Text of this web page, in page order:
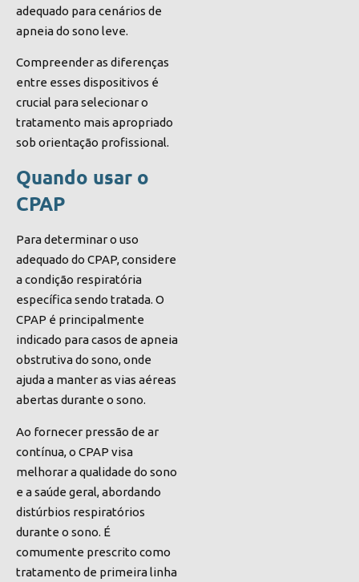
adequado para cenários de
apneia do sono leve.
Compreender as diferenças
entre esses dispositivos é
crucial para selecionar o
tratamento mais apropriado
sob orientação profissional.
Quando usar o
CPAP
Para determinar o uso
adequado do CPAP, considere
a condição respiratória
específica sendo tratada. O
CPAP é principalmente
indicado para casos de apneia
obstrutiva do sono, onde
ajuda a manter as vias aéreas
abertas durante o sono.
Ao fornecer pressão de ar
contínua, o CPAP visa
melhorar a qualidade do sono
e a saúde geral, abordando
distúrbios respiratórios
durante o sono. É
comumente prescrito como
tratamento de primeira linha